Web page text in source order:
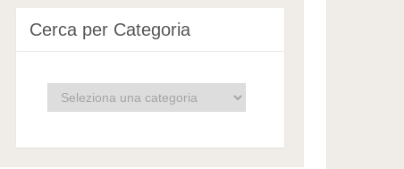
Cerca per Categoria
Cerca
per